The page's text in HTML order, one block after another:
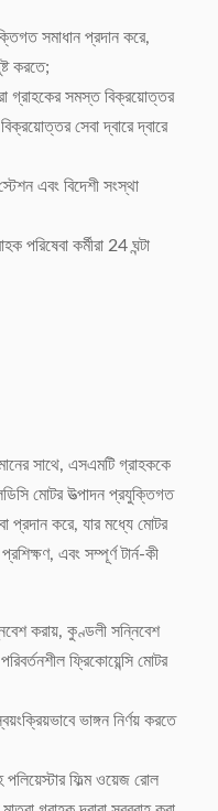
সমাধান প্রদান করে,
করতে;
গ্রাহকের সমস্ত বিক্রয়োত্তর
সেবা দ্বারে দ্বারে
এবং বিদেশী সংস্থা
পরিষেবা কর্মীরা 24 ঘন্টা
সাথে, এসএমটি গ্রাহককে
মোটর উত্পাদন প্রযুক্তিগত
প্রদান করে, যার মধ্যে মোটর
এবং সম্পূর্ণ টার্ন-কী
করায়, কুণ্ডলী সন্নিবেশ
ফ্রিকোয়েন্সি মোটর
ভাঙ্গন নির্ণয় করতে
পলিয়েস্টার ফিল্ম ওয়েজ রোল